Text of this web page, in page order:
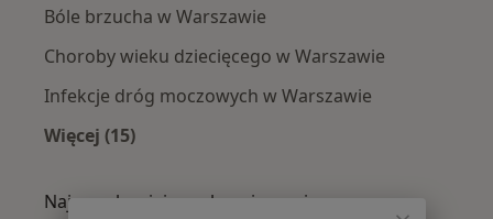
Bóle brzucha w Warszawie
Choroby wieku dziecięcego w Warszawie
Infekcje dróg moczowych w Warszawie
Więcej (15)
Najpopularniejsze ubezpieczenia